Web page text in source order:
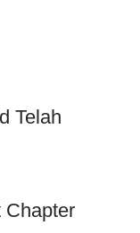
Telah
Chapter